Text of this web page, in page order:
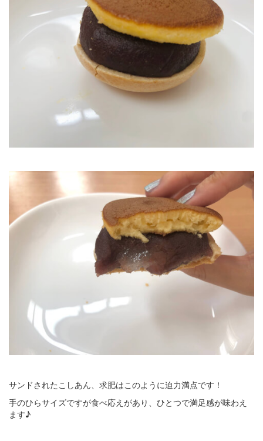
サンドされたこしあん、求肥はこのように迫力満点です！
手のひらサイズですが食べ応えがあり、ひとつで満足感が味わえ
ます♪